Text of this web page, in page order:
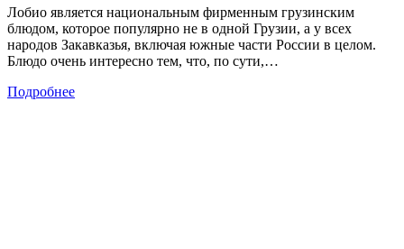
Лобио является национальным фирменным грузинским
блюдом, которое популярно не в одной Грузии, а у всех
народов Закавказья, включая южные части России в целом.
Блюдо очень интересно тем, что, по сути,…
Подробнее